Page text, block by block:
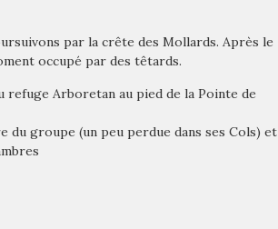
par la crête des Mollards. Après le
occupé par des têtards.
refuge Arboretan au pied de la Pointe de
du groupe (un peu perdue dans ses Cols) et